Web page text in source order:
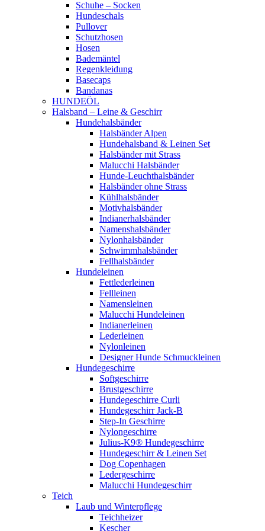
Schuhe – Socken
Hundeschals
Pullover
Schutzhosen
Hosen
Bademäntel
Regenkleidung
Basecaps
Bandanas
HUNDEÖL
Halsband – Leine & Geschirr
Hundehalsbänder
Halsbänder Alpen
Hundehalsband & Leinen Set
Halsbänder mit Strass
Malucchi Halsbänder
Hunde-Leuchthalsbänder
Halsbänder ohne Strass
Kühlhalsbänder
Motivhalsbänder
Indianerhalsbänder
Namenshalsbänder
Nylonhalsbänder
Schwimmhalsbänder
Fellhalsbänder
Hundeleinen
Fettlederleinen
Fellleinen
Namensleinen
Malucchi Hundeleinen
Indianerleinen
Lederleinen
Nylonleinen
Designer Hunde Schmuckleinen
Hundegeschirre
Softgeschirre
Brustgeschirre
Hundegeschirre Curli
Hundegeschirr Jack-B
Step-In Geschirre
Nylongeschirre
Julius-K9® Hundegeschirre
Hundegeschirr & Leinen Set
Dog Copenhagen
Ledergeschirre
Malucchi Hundegeschirr
Teich
Laub und Winterpflege
Teichheizer
Kescher